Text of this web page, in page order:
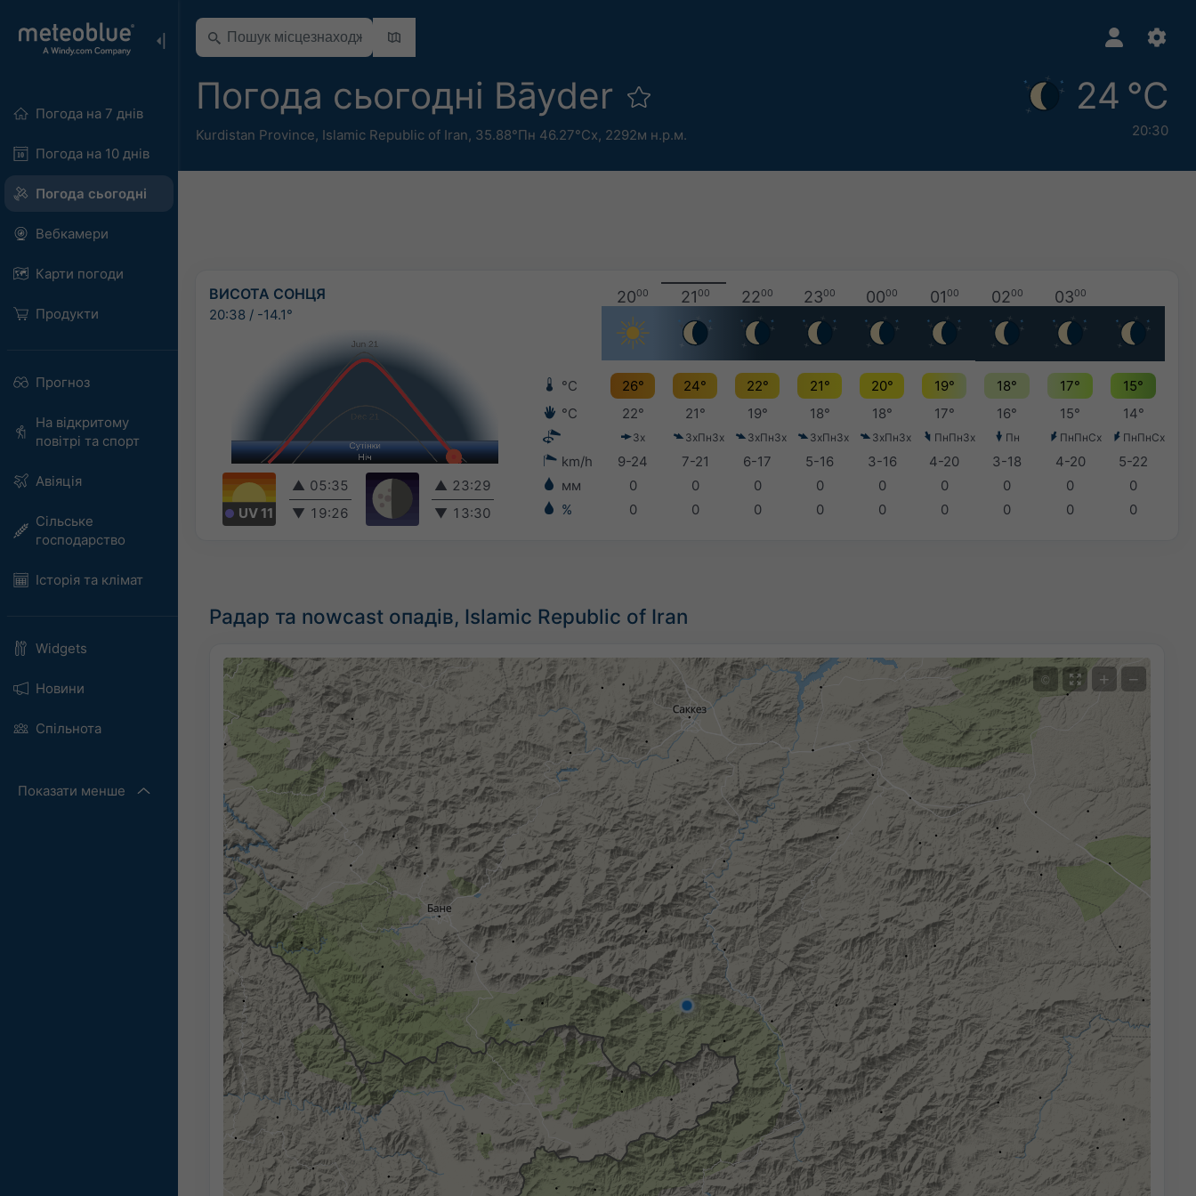
Погода на 7 днів
Погода на 10 днів
Погода сьогодні
Вебкамери
Карти погоди
Продукти
Прогноз
На відкритому
повітрі та спорт
Авіяція
Сільське
господарство
Історія та клімат
Widgets
Новини
Спільнота
Показати менше
Погода сьогодні Bāyder
Kurdistan Province, Islamic Republic of Iran, 35.88°Пн 46.27°Сх, 2292м н.р.м.
24 °C
20:30
ВИСОТА СОНЦЯ
20:38 / -14.1°
UV 11
▲ 05:35
▼ 19:26
▲ 23:29
▼ 13:30
2000 2100 2200 2300 0000 0100 0200 0300
°C 26° 24° 22° 21° 20° 19° 18° 17°
15°
°C
22° 21° 19° 18° 18° 17° 16° 15° 14°
Зх ЗхПнЗх ЗхПнЗх ЗхПнЗх ЗхПнЗх ПнПнЗх Пн ПнПнСх ПнПнСх
km/h 9-24 7-21 6-17 5-16 3-16 4-20 3-18 4-20
5-22
мм
0 0 0 0 0 0 0 0
0
%
0 0 0 0 0 0 0 0 0
Радар та nowcast опадів, Islamic Republic of Iran
© + −